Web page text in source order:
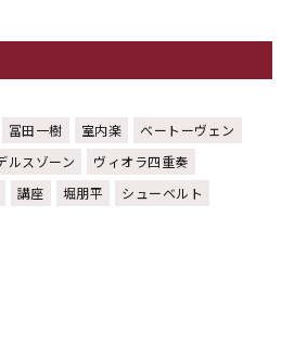
冨田一樹 室内楽
ベートーヴェン
ルスゾーン
ヴィオラ四重奏
講座 堀朋平
シューベルト